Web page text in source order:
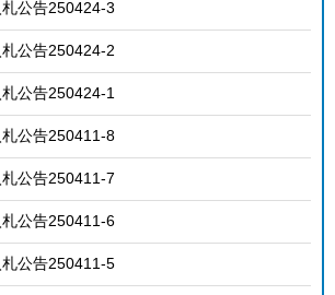
公告250424-3
公告250424-2
公告250424-1
公告250411-8
公告250411-7
公告250411-6
公告250411-5